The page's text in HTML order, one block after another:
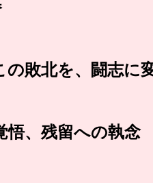
の敗北を、闘志に
悟、残留への執念